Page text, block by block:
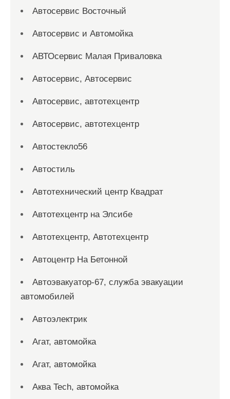
Автосервис Восточный
Автосервис и Автомойка
АВТОсервис Малая Приваловка
Автосервис, Автосервис
Автосервис, автотехцентр
Автосервис, автотехцентр
Автостекло56
Автостиль
Автотехнический центр Квадрат
Автотехцентр на Элсибе
Автотехцентр, Автотехцентр
Автоцентр На Бетонной
Автоэвакуатор-67, служба эвакуации
автомобилей
Автоэлектрик
Агат, автомойка
Агат, автомойка
Аква Tech, автомойка